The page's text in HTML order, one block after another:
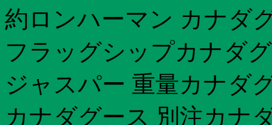
約ロンハーマン カナダ
フラッグシップカナダ
ジャスパー 重量カナダ
カナダグース 別注カナ